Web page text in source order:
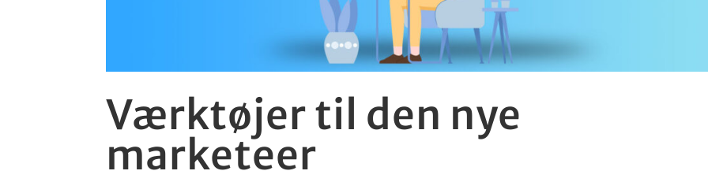
Værktøjer til den nye
marketeer